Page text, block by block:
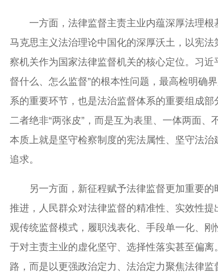
一方面，法律监督主责主业内蕴深厚法理根
马克思主义法治理论中国化的深厚沃土，以宪
察机关作为国家法律监督机关的核心定位。习
督什么、怎么监督”的根本性问题，最高检明确
系的重要环节，也是法治监督体系的重要组成
二者绝非“两张皮”，而是互为表里、一体两面
本质上就是坚守检察制度的宪法属性、坚守法
追求。
另一方面，新征程赋予法律监督更加重要的
推进，人民群众对法律监督的精准性、实效性
观传统监督模式，履职浅表化、手段单一化、
于对主责主业的虚化坚守、选择性落实甚至偏
路，而是以更强政治定力、法治定力聚焦法律